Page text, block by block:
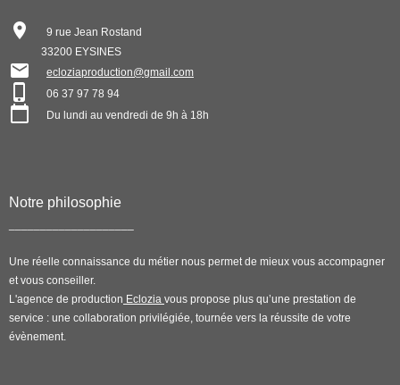
9 rue Jean Rostand
33200 EYSINES
ecloziaproduction@gmail.com
06 37 97 78 94
Du lundi au vendredi de 9h à 18h
Notre philosophie
Une réelle connaissance du métier nous permet de mieux vous accompagner
et vous conseiller.
L'agence de production Eclozia vous propose plus qu’une prestation de
service : une collaboration privilégiée, tournée vers la réussite de votre
évènement.